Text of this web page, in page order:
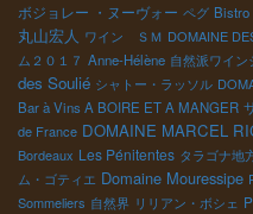
ボジョレー ・ヌーヴォー ペグ Bistro
丸山宏人 ワイン ＳＭ DOMAINE
ム２０１７ Anne-Hélène 自然派ワイン
des Soulié シャトー・ラッソル
Bar à Vins A BOIRE ET A MANGER
de France DOMAINE MARCEL
Bordeaux Les Pénitentes タラゴナ地
ム・ゴティエ Domaine Mouressipe
Sommeliers 自然界 リリアン・ボシェ